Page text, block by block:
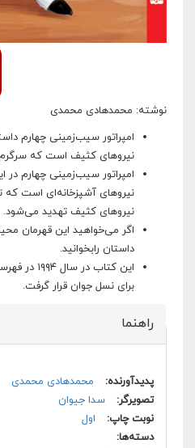
نوشته: محمدهادی محمدی
امپراتور سیب‌زمینی چهارم
نیروهای كثیف است كه
امپراتور سیب‌زمینی چهارم در
نیروهای آشپزخانه‌ای است
نیروهای كثیف تهدید می‌شود.
اگر می‌خواهید این قهرمان
داستان رابخوانید.
این كتاب
برای نسل جوان قرار گرفت.
پنهان کن
راهنما
پدیدآورنده:
محمدهادی محمدی
تصویرگر:
سدا جیوان
نوبت چاپ:
اول
دسته‌ها: